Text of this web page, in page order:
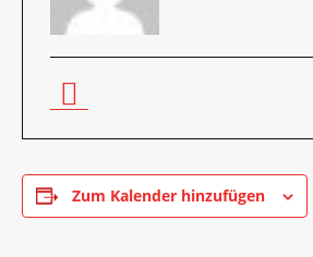
Zum Kalender hinzufügen